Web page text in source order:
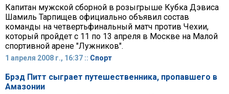
Капитан мужской сборной в розыгрыше Кубка Дэвиса
Шамиль Тарпищев официально объявил состав
команды на четвертьфинальный матч против Чехии,
который пройдет с 11 по 13 апреля в Москве на Малой
спортивной арене "Лужников".
1 апреля 2008 г., 16:37 :: Спорт
Брэд Питт сыграет путешественника, пропавшего в
Амазонии